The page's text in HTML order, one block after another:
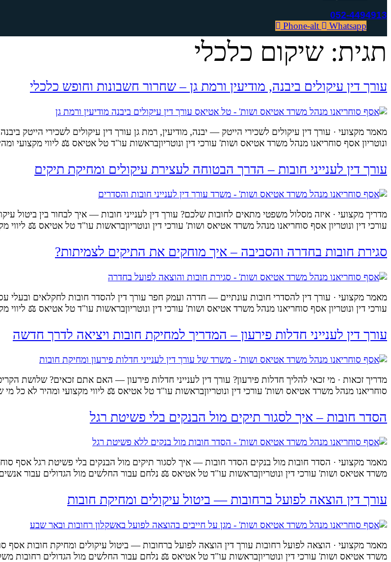
052-4494913
Phone-alt
Whatsapp
תגית: שיקום כלכלי
עורך דין עיקולים ביבנה, מודיעין ורמת גן – שחרור חשבונות וחופש כלכלי
מאמר מקצועי · עורך דין עיקולים לשכירי הייטק — יבנה, מודיעין, רמת גן עורך דין עיקולים לשכירי הייטק
ונוטריון אסף סוחריאנו מנהל משרד אטיאס ושות' עורכי דין ונוטריוןבראשות עו"ד טל אטיאס ⚖️ ליווי מקצועי
עורך דין לענייני חובות – הדרך הבטוחה לעצירת עיקולים ומחיקת תיקים
מדריך מקצועי · איזה מסלול משפטי מתאים לחובות שלכם? עורך דין לענייני חובות — איך לבחור בין ביטול
עורכי דין ונוטריון אסף סוחריאנו מנהל משרד אטיאס ושות' עורכי דין ונוטריוןבראשות עו"ד טל אטיאס ⚖️
סגירת חובות בחדרה והסביבה – איך מוחקים את התיקים לצמיתות?
מאמר מקצועי · עורך דין להסדרי חובות עונתיים — חדרה ועמק חפר עורך דין להסדר חובות לחקלאים
עורכי דין ונוטריון אסף סוחריאנו מנהל משרד אטיאס ושות' עורכי דין ונוטריוןבראשות עו"ד טל אטיאס ⚖️
עורך דין לענייני חדלות פירעון – המדריך למחיקת חובות ויציאה לדרך חדשה
מדריך זכאות · מי זכאי להליך חדלות פירעון? עורך דין לענייני חדלות פירעון — האם אתם זכאים? שלושת
סוחריאנו מנהל משרד אטיאס ושות' עורכי דין ונוטריוןבראשות עו"ד טל אטיאס ⚖️ ליווי מקצועי ומהיר לא כל
הסדר חובות – איך לסגור תיקים מול הבנקים בלי פשיטת רגל
מאמר מקצועי · הסדר חובות מול בנקים הסדר חובות — איך לסגור תיקים מול הבנקים בלי פשיטת רגל אסף
משרד אטיאס ושות' עורכי דין ונוטריוןבראשות עו"ד טל אטיאס ⚖️ נלחם עבור החלשים מול הגדולים עבור
עורך דין הוצאה לפועל ברחובות — ביטול עיקולים ומחיקת חובות
מאמר מקצועי · הוצאה לפועל רחובות עורך דין הוצאה לפועל ברחובות — ביטול עיקולים ומחיקת חובות אסף
משרד אטיאס ושות' עורכי דין ונוטריוןבראשות עו"ד טל אטיאס ⚖️ נלחם עבור החלשים מול הגדולים רחובות